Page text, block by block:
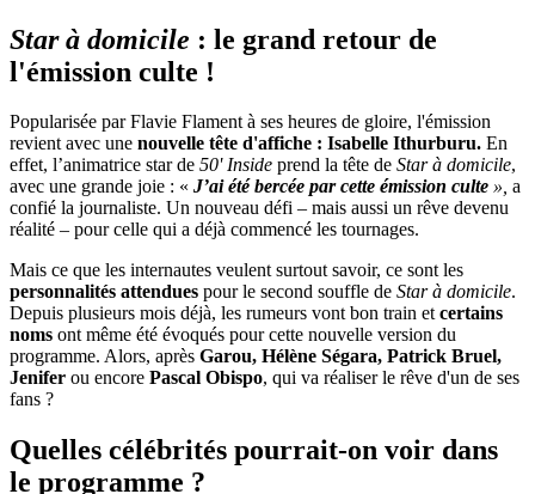
Star à domicile : le grand retour de
l'émission culte !
Popularisée par Flavie Flament à ses heures de gloire, l'émission
revient avec une nouvelle tête d'affiche : Isabelle Ithurburu. En
effet, l’animatrice star de 50' Inside prend la tête de Star à domicile,
avec une grande joie : « J’ai été bercée par cette émission culte », a
confié la journaliste. Un nouveau défi – mais aussi un rêve devenu
réalité – pour celle qui a déjà commencé les tournages.
Mais ce que les internautes veulent surtout savoir, ce sont les
personnalités attendues pour le second souffle de Star à domicile.
Depuis plusieurs mois déjà, les rumeurs vont bon train etcertains
noms ont même été évoqués pour cette nouvelle version du
programme. Alors, après Garou, Hélène Ségara, Patrick Bruel,
Jenifer ou encore Pascal Obispo, qui va réaliser le rêve d'un de ses
fans ?
Quelles célébrités pourrait-on voir dans
le programme ?